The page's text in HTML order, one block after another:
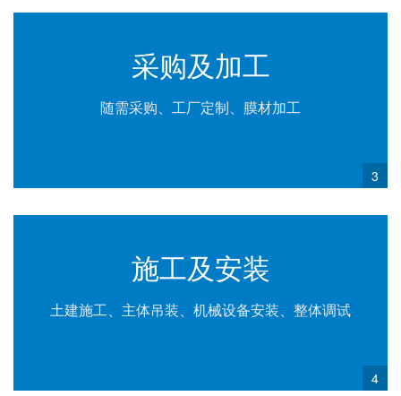
采购及加工
随需采购、工厂定制、膜材加工
3
施工及安装
土建施工、主体吊装、机械设备安装、整体调试
4